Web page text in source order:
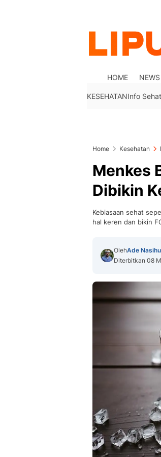
HOME NEWS
KESEHATANInfo Sehat
Home Kesehatan
Menkes
Dibikin
Kebiasaan sehat
hal keren dan bikin
OlehAde
Diterbitkan 08